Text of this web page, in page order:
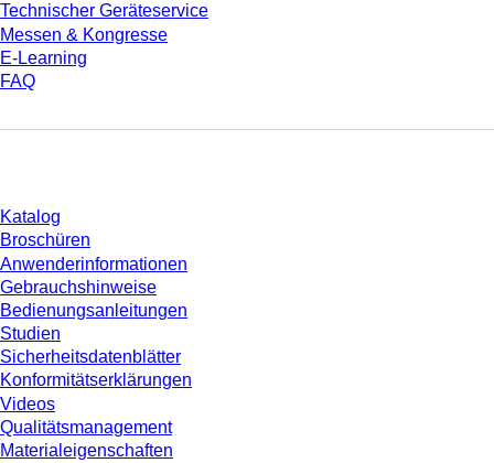
Technischer Geräteservice
Messen & Kongresse
E-Learning
FAQ
Katalog
Broschüren
Anwenderinformationen
Gebrauchshinweise
Bedienungsanleitungen
Studien
Sicherheitsdatenblätter
Konformitätserklärungen
Videos
Qualitätsmanagement
Materialeigenschaften